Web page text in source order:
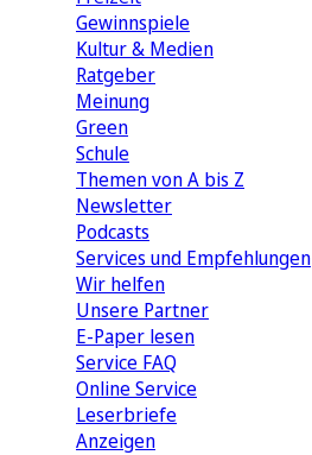
Gewinnspiele
Kultur & Medien
Ratgeber
Meinung
Green
Schule
Themen von A bis Z
Newsletter
Podcasts
Services und Empfehlungen
Wir helfen
Unsere Partner
E-Paper lesen
Service FAQ
Online Service
Leserbriefe
Anzeigen